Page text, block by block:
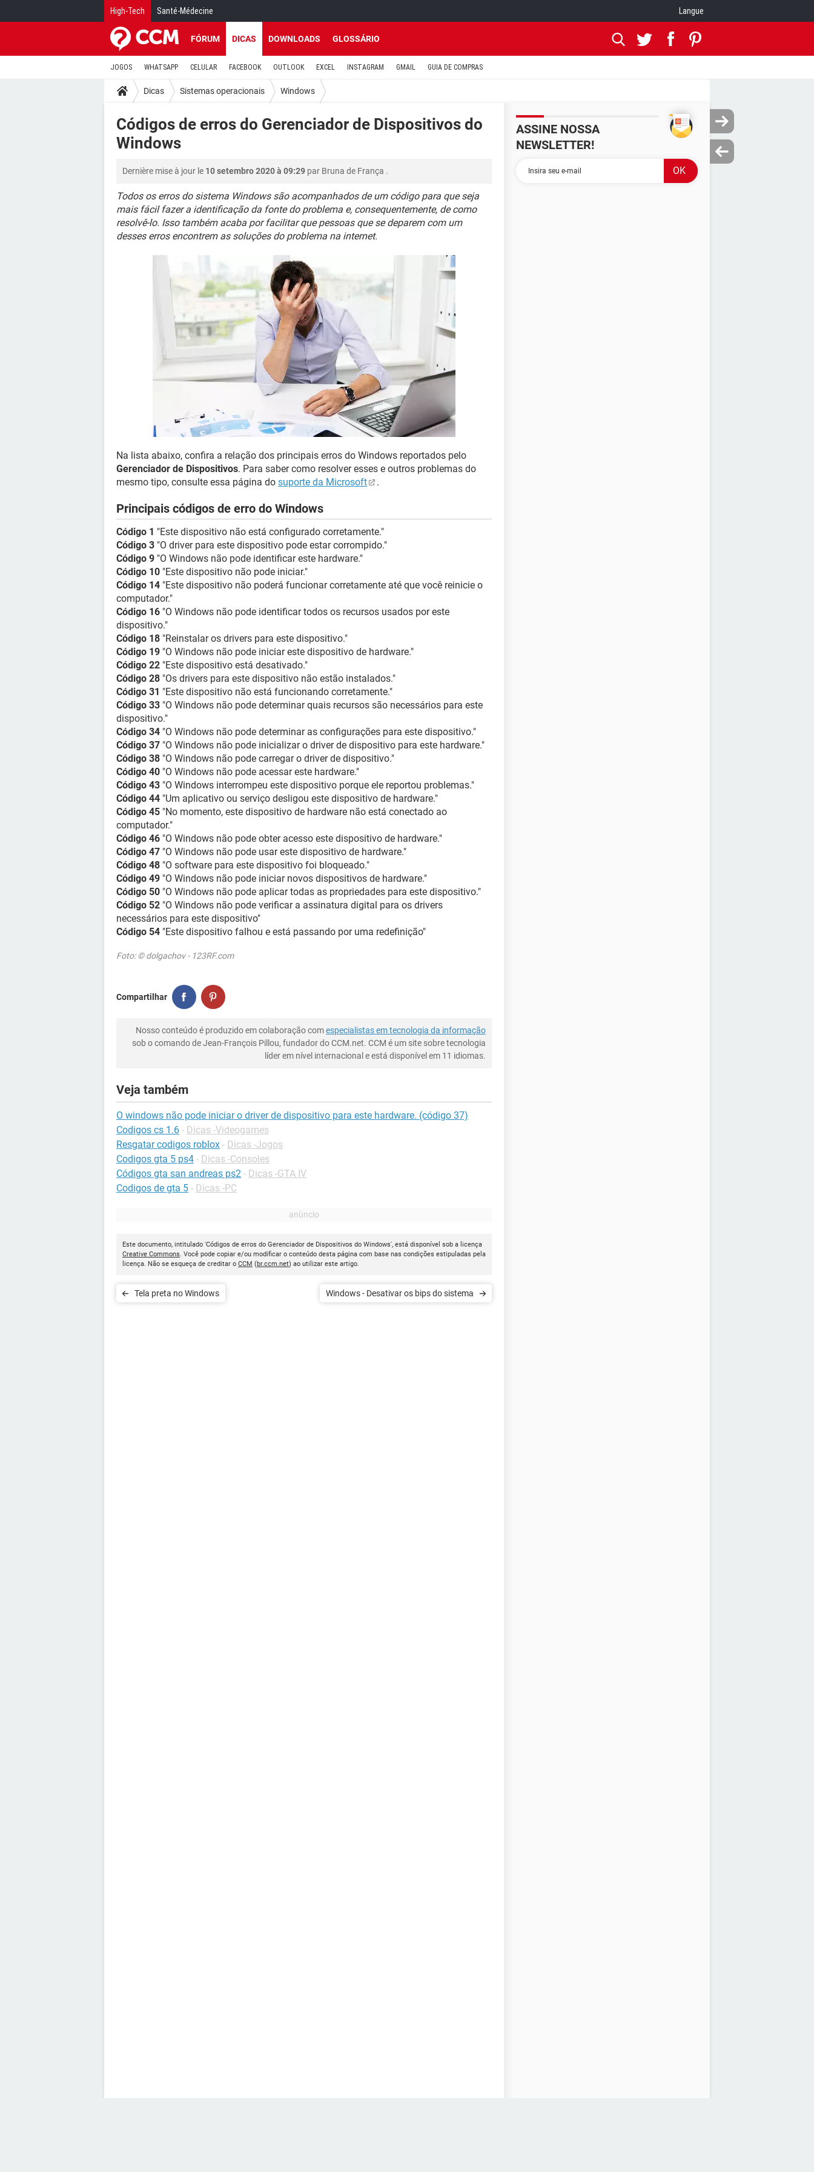
High-Tech Santé-Médecine Langue
FÓRUM DICAS DOWNLOADS GLOSSÁRIO
JOGOS WHATSAPP CELULAR FACEBOOK OUTLOOK EXCEL INSTAGRAM GMAIL GUIA DE COMPRAS
Dicas Sistemas operacionais Windows
Códigos de erros do Gerenciador de Dispositivos do
Windows
Dernière mise à jour le 10 setembro 2020 à 09:29 par Bruna de França .
Todos os erros do sistema Windows são acompanhados de um código para que seja
mais fácil fazer a identificação da fonte do problema e, consequentemente, de como
resolvê-lo. Isso também acaba por facilitar que pessoas que se deparem com um
desses erros encontrem as soluções do problema na internet.
Na lista abaixo, confira a relação dos principais erros do Windows reportados pelo
Gerenciador de Dispositivos. Para saber como resolver esses e outros problemas do
mesmo tipo, consulte essa página do suporte da Microsoft .
Principais códigos de erro do Windows
Código 1 "Este dispositivo não está configurado corretamente."
Código 3 "O driver para este dispositivo pode estar corrompido."
Código 9 "O Windows não pode identificar este hardware."
Código 10 "Este dispositivo não pode iniciar."
Código 14 "Este dispositivo não poderá funcionar corretamente até que você reinicie o
computador."
Código 16 "O Windows não pode identificar todos os recursos usados por este
dispositivo."
Código 18 "Reinstalar os drivers para este dispositivo."
Código 19 "O Windows não pode iniciar este dispositivo de hardware."
Código 22 "Este dispositivo está desativado."
Código 28 "Os drivers para este dispositivo não estão instalados."
Código 31 "Este dispositivo não está funcionando corretamente."
Código 33 "O Windows não pode determinar quais recursos são necessários para este
dispositivo."
Código 34 "O Windows não pode determinar as configurações para este dispositivo."
Código 37 "O Windows não pode inicializar o driver de dispositivo para este hardware."
Código 38 "O Windows não pode carregar o driver de dispositivo."
Código 40 "O Windows não pode acessar este hardware."
Código 43 "O Windows interrompeu este dispositivo porque ele reportou problemas."
Código 44 "Um aplicativo ou serviço desligou este dispositivo de hardware."
Código 45 "No momento, este dispositivo de hardware não está conectado ao
computador."
Código 46 "O Windows não pode obter acesso este dispositivo de hardware."
Código 47 "O Windows não pode usar este dispositivo de hardware."
Código 48 "O software para este dispositivo foi bloqueado."
Código 49 "O Windows não pode iniciar novos dispositivos de hardware."
Código 50 "O Windows não pode aplicar todas as propriedades para este dispositivo."
Código 52 "O Windows não pode verificar a assinatura digital para os drivers
necessários para este dispositivo"
Código 54 "Este dispositivo falhou e está passando por uma redefinição"
Foto: © dolgachov - 123RF.com
Compartilhar
Nosso conteúdo é produzido em colaboração comespecialistas em tecnologia da informação
sob o comando de Jean-François Pillou, fundador do CCM.net. CCM é um site sobre tecnologia
líder em nível internacional e está disponível em 11 idiomas.
Veja também
O windows não pode iniciar o driver de dispositivo para este hardware. (código 37)
Codigos cs 1.6 - Dicas -Videogames
Resgatar codigos roblox - Dicas -Jogos
Codigos gta 5 ps4 - Dicas -Consoles
Códigos gta san andreas ps2 - Dicas -GTA IV
Codigos de gta 5 - Dicas -PC
Este documento, intitulado 'Códigos de erros do Gerenciador de Dispositivos do Windows', está disponível sob a licença
Creative Commons. Você pode copiar e/ou modificar o conteúdo desta página com base nas condições estipuladas pela
licença. Não se esqueça de creditar o CCM (br.ccm.net) ao utilizar este artigo.
Tela preta no Windows Windows - Desativar os bips do sistema
ASSINE NOSSA
NEWSLETTER!